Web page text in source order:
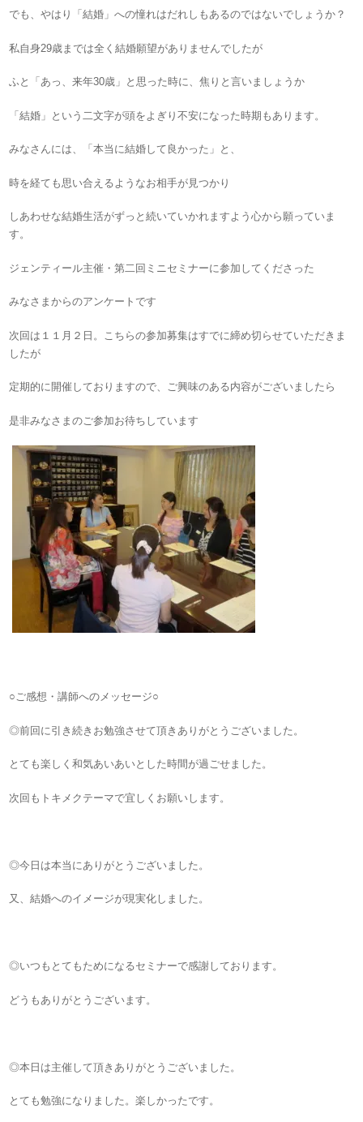
でも、やはり「結婚」への憧れはだれしもあるのではないでしょうか？
私自身29歳までは全く結婚願望がありませんでしたが
ふと「あっ、来年30歳」と思った時に、焦りと言いましょうか
「結婚」という二文字が頭をよぎり不安になった時期もあります。
みなさんには、「本当に結婚して良かった」と、
時を経ても思い合えるようなお相手が見つかり
しあわせな結婚生活がずっと続いていかれますよう心から願っていま
す。
ジェンティール主催・第二回ミニセミナーに参加してくださった
みなさまからのアンケートです
次回は１１月２日。こちらの参加募集はすでに締め切らせていただきま
したが
定期的に開催しておりますので、ご興味のある内容がございましたら
是非みなさまのご参加お待ちしています
○ご感想・講師へのメッセージ○
◎前回に引き続きお勉強させて頂きありがとうございました。
とても楽しく和気あいあいとした時間が過ごせました。
次回もトキメクテーマで宜しくお願いします。
◎今日は本当にありがとうございました。
又、結婚へのイメージが現実化しました。
◎いつもとてもためになるセミナーで感謝しております。
どうもありがとうございます。
◎本日は主催して頂きありがとうございました。
とても勉強になりました。楽しかったです。